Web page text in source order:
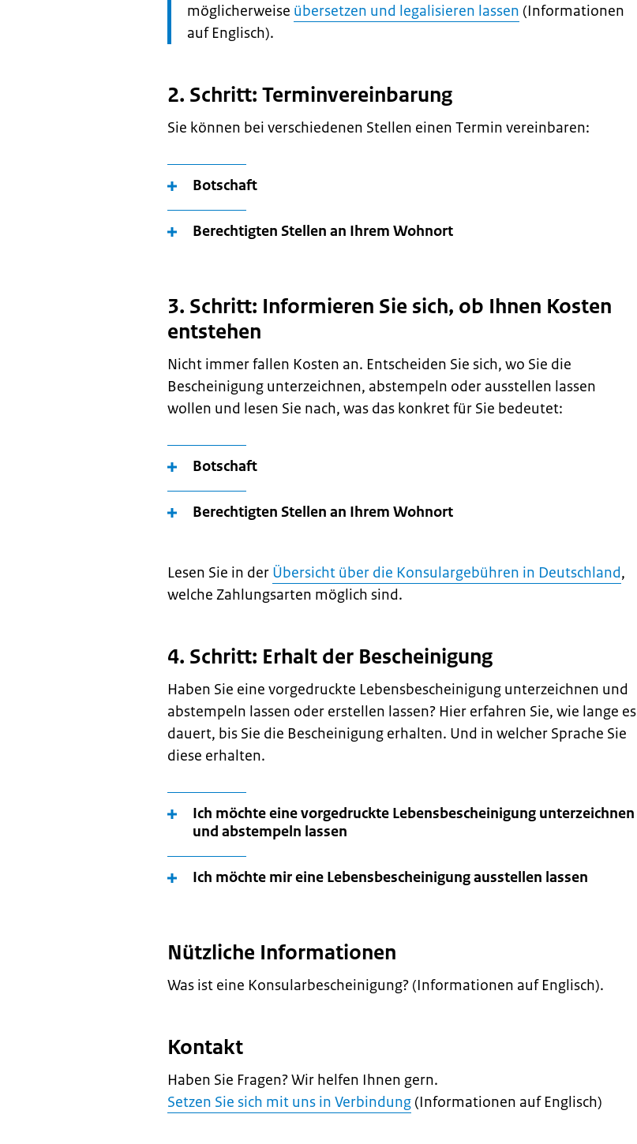
op:
möglicherweise übersetzen und legalisieren lassen (Informationen
auf Englisch).
2. Schritt: Terminvereinbarung
Sie können bei verschiedenen Stellen einen Termin vereinbaren:
Botschaft
Berechtigten Stellen an Ihrem Wohnort
3. Schritt: Informieren Sie sich, ob Ihnen Kosten
entstehen
Nicht immer fallen Kosten an. Entscheiden Sie sich, wo Sie die
Bescheinigung unterzeichnen, abstempeln oder ausstellen lassen
wollen und lesen Sie nach, was das konkret für Sie bedeutet:
Botschaft
Berechtigten Stellen an Ihrem Wohnort
Lesen Sie in der Übersicht über die Konsulargebühren in Deutschland,
welche Zahlungsarten möglich sind.
4. Schritt: Erhalt der Bescheinigung
Haben Sie eine vorgedruckte Lebensbescheinigung unterzeichnen und
abstempeln lassen oder erstellen lassen? Hier erfahren Sie, wie lange es
dauert, bis Sie die Bescheinigung erhalten. Und in welcher Sprache Sie
diese erhalten.
Ich möchte eine vorgedruckte Lebensbescheinigung unterzeichnen
und abstempeln lassen
Ich möchte mir eine Lebensbescheinigung ausstellen lassen
Nützliche Informationen
Was ist eine Konsularbescheinigung? (Informationen auf Englisch).
Kontakt
Haben Sie Fragen? Wir helfen Ihnen gern.
Setzen Sie sich mit uns in Verbindung (Informationen auf Englisch)